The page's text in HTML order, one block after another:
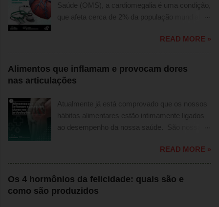
Saúde (OMS), a cardiomegalia é uma condição,
que afeta cerca de 2% da população mundial. A
em mulheres, sendo mais prevalente em
idosos. No Brasil, a cardiomegalia é uma das
principais causas de morte por doenças
cardiovasculares. De acordo com o Ministério
da Saúde, a condição é responsável por cerca
paciente apresenta um coração maior que o
tamanho aumentado, o coração grande e fraco
fica comprometido, apresentando deficiência no
READ MORE »
Alimentos que inflamam e provocam dores
nas articulações
Atualmente já está comprovado que os nossos
hábitos alimentares estão intimamente ligados
ao desempenho da nossa saúde. São nossas
sobre desempenho na nossa saúde,
impactando na nossa qualidade de vida. Dados
estatísticos sobre os alimentos que inflamam e
provocam dores nas articulações A relação
READ MORE »
Os 4 hormônios da felicidade: quais são e
como são produzidos